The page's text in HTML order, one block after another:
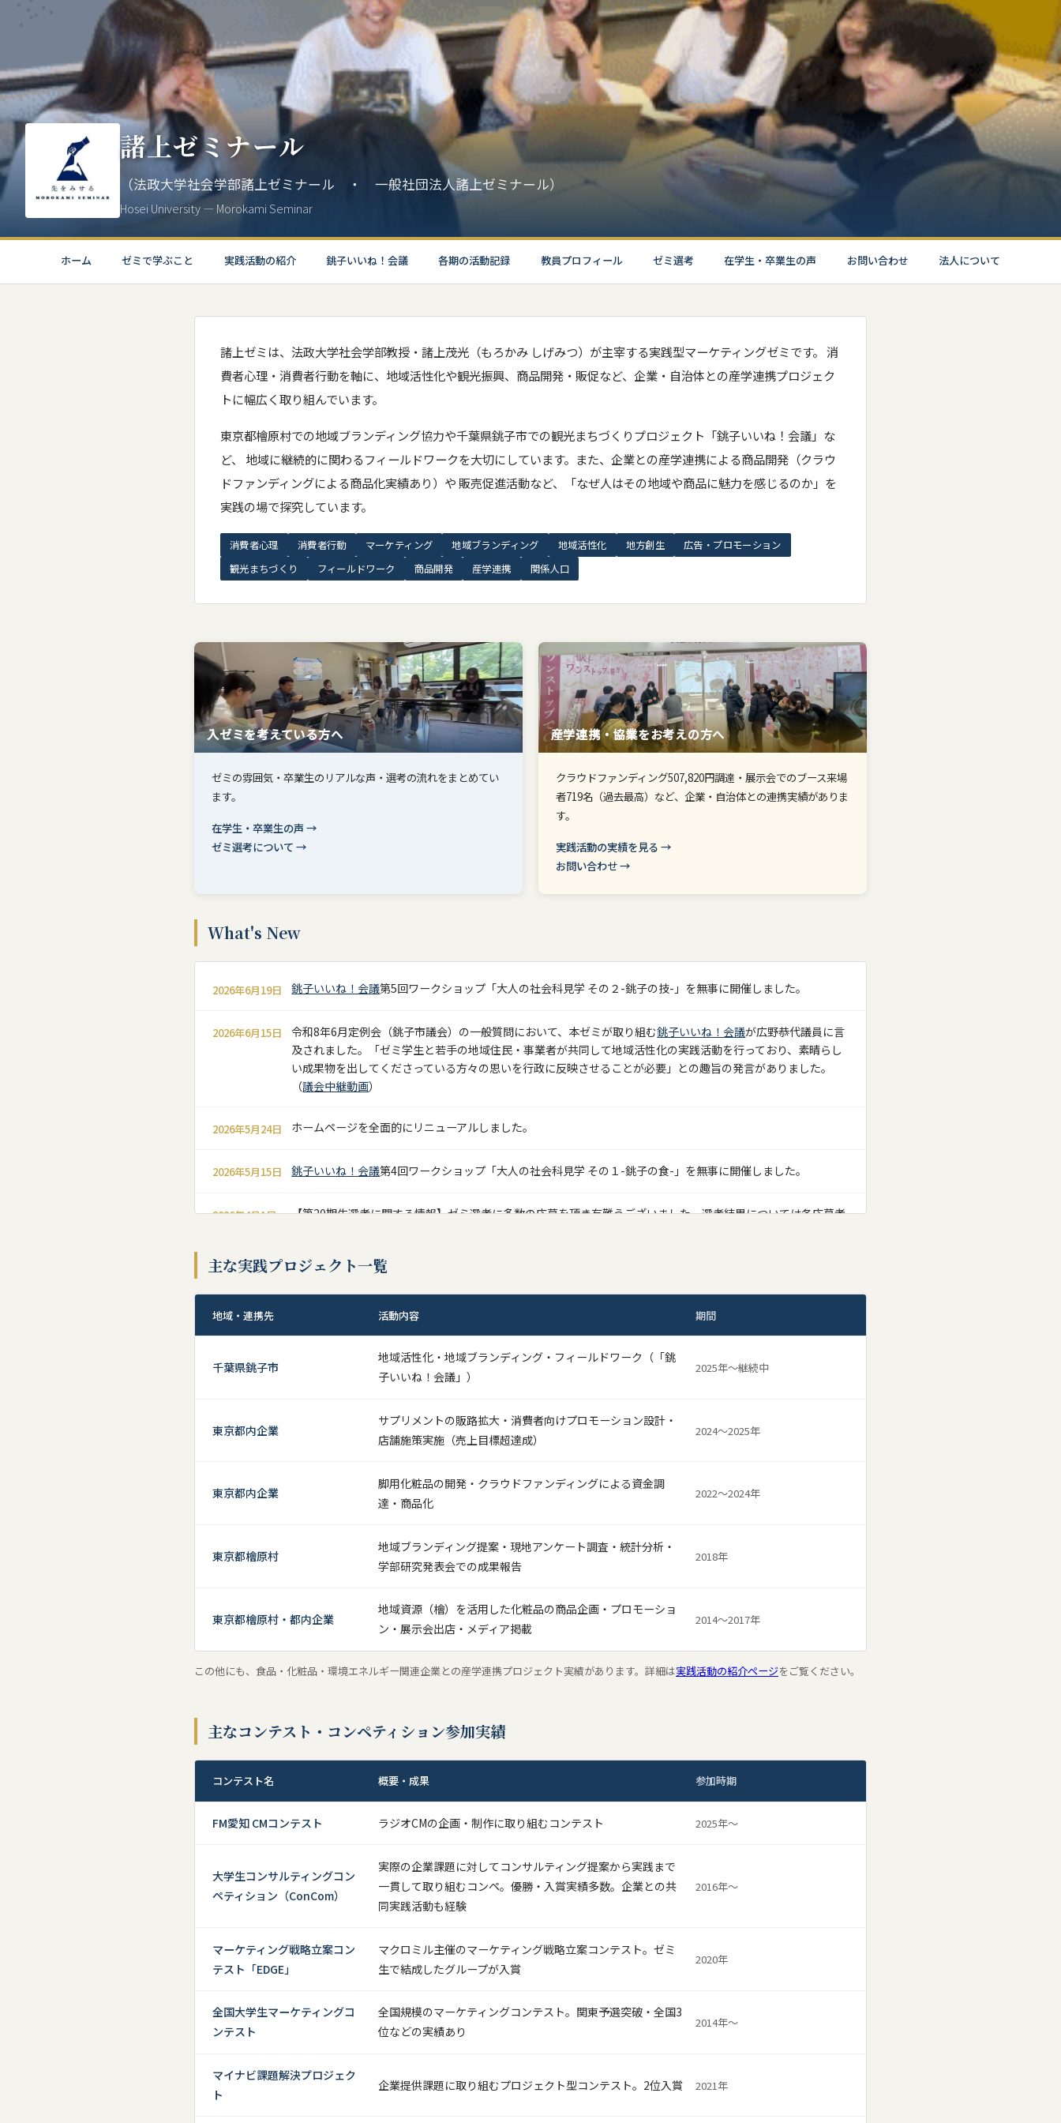
諸上ゼミナール
（法政大学社会学部諸上ゼミナール ・ 一般社団法人諸上ゼミナール）
Hosei University — Morokami Seminar
ホーム ゼミで学ぶこと 実践活動の紹介 銚子いいね！会議 各期の活動記録 教員プロフィール ゼミ選考 在学生・卒業生の声 お問い合わせ 法人について
諸上ゼミは、法政大学社会学部教授・諸上茂光（もろかみ しげみつ）が主宰する実践型マーケティングゼミです。 消
費者心理・消費者行動を軸に、地域活性化や観光振興、商品開発・販促など、企業・自治体との産学連携プロジェク
トに幅広く取り組んでいます。
東京都檜原村での地域ブランディング協力や千葉県銚子市での観光まちづくりプロジェクト「銚子いいね！会議」な
ど、 地域に継続的に関わるフィールドワークを大切にしています。また、企業との産学連携による商品開発（クラウ
ドファンディングによる商品化実績あり）や 販売促進活動など、「なぜ人はその地域や商品に魅力を感じるのか」を
実践の場で探究しています。
消費者心理 消費者行動 マーケティング 地域ブランディング 地域活性化 地方創生
広告・プロモーション
観光まちづくり
フィールドワーク 商品開発 産学連携 関係人口
入ゼミを考えている方へ
ゼミの雰囲気・卒業生のリアルな声・選考の流れをまとめてい
ます。
在学生・卒業生の声 →
ゼミ選考について →
産学連携・協業をお考えの方へ
クラウドファンディング507,820円調達・展示会でのブース来場
者719名（過去最高）など、企業・自治体との連携実績がありま
す。
実践活動の実績を見る →
お問い合わせ →
What's New
2026年6月19日 銚子いいね！会議第5回ワークショップ「大人の社会科見学 その２-銚子の技-」を無事に開催しました。
2026年6月15日 令和8年6月定例会（銚子市議会）の一般質問において、本ゼミが取り組む銚子いいね！会議が広野恭代議員に言
及されました。「ゼミ学生と若手の地域住民・事業者が共同して地域活性化の実践活動を行っており、素晴らし
い成果物を出してくださっている方々の思いを行政に反映させることが必要」との趣旨の発言がありました。
（議会中継動画）
2026年5月24日 ホームページを全面的にリニューアルしました。
2026年5月15日 銚子いいね！会議第4回ワークショップ「大人の社会科見学 その１-銚子の食-」を無事に開催しました。
2026年4月1日
【第20期生選考に関する情報】ゼミ選考に多数の応募を頂き有難うございました。選考結果については各応募者
2026年3月3日 【第20期生選考に関する情報】ゼミ選考に関する情報を
事前課題をHoppiiのゼミ掲示板内で先行公開しています。ゼミ選択の参考にしてください。
2026年2月13日 銚子いいね！会議第3回ワークショップ「銚子の広告をつくろう-銚子の夏の海編-」を開催しました。
2025年12月1日
【ゼミ紹介ウィークスのお知らせ】以下の日程でゼミ紹介ウィークスを開催します。事前予約は不要ですので、
12月１日（月）昼休み・４限／12月２日（火）昼休み～４限／12月３日（水）昼休み・４限／12月５日（金）
2025年9月26日
【一般社団法人化についてのお知らせ】この度，諸上ゼミは発足20周年を記念して，一般社団法人化しました。
これまで様々な企業の方々，地域の方々に実践的に育てて頂いております。今後ともどうぞよろしくお願い致し
銚子いいね！会議第1回ワークショップ「銚子のいいところ探し」を開催しました。諸上ゼミと埼玉大学木暮ゼ
ミの2ゼミ合同で銚子の地域の皆様と2日間にわたりまちあるきを行いました。
2025年3月10日 【第19期生選考に関する情報】入ゼミ・ゼミ選考についての面接の情報をゼミ選考ページで公開しました。
2024年3月31日
【第18期生選考に関する情報】一次募集の選考結果を応募者にお送りしました。今年度は二次募集を行います。
二次募集の情報を ゼミ選考ページで公開しました。
【第18期生選考に関する情報】入ゼミ・ゼミ選考についての面接の情報を ゼミ選考ページ
2024年2月2日 法政大学懸賞論文にて、本ゼミ17期生の論文が入賞しました。
2024年1月11日 広報誌「HOSEI」2023年12・1月号で 諸上ゼミが取り上げられました。
2023年3月10日 【第17期生選考に関する情報】入ゼミ・ゼミ選考についての面接の情報をゼミ選考ページで公開しました。
2023年2月5日 法政大学懸賞論文にて、本ゼミ15期生の論文が入賞しました。
主な実践プロジェクト一覧
地域・連携先 活動内容 期間
千葉県銚子市
地域活性化・地域ブランディング・フィールドワーク（「銚
子いいね！会議」）
2025年〜継続中
東京都内企業
サプリメントの販路拡大・消費者向けプロモーション設計・
店舗施策実施（売上目標超達成）
2024〜2025年
東京都内企業
脚用化粧品の開発・クラウドファンディングによる資金調
達・商品化
2022〜2024年
東京都檜原村
地域ブランディング提案・現地アンケート調査・統計分析・
学部研究発表会での成果報告
2018年
東京都檜原村・都内企業
地域資源（檜）を活用した化粧品の商品企画・プロモーショ
ン・展示会出店・メディア掲載
2014〜2017年
この他にも、食品・化粧品・環境エネルギー関連企業との産学連携プロジェクト実績があります。詳細は実践活動の紹介ページをご覧ください。
主なコンテスト・コンペティション参加実績
コンテスト名 概要・成果 参加時期
FM愛知 CMコンテスト ラジオCMの企画・制作に取り組むコンテスト 2025年〜
大学生コンサルティングコン
ペティション（ConCom）
実際の企業課題に対してコンサルティング提案から実践まで
一貫して取り組むコンペ。優勝・入賞実績多数。企業との共
同実践活動も経験
2016年〜
マーケティング戦略立案コン
テスト「EDGE」
マクロミル主催のマーケティング戦略立案コンテスト。ゼミ
生で結成したグループが入賞
2020年
全国大学生マーケティングコ
ンテスト
全国規模のマーケティングコンテスト。関東予選突破・全国3
位などの実績あり
2014年〜
マイナビ課題解決プロジェク
ト
企業提供課題に取り組むプロジェクト型コンテスト。2位入賞 2021年